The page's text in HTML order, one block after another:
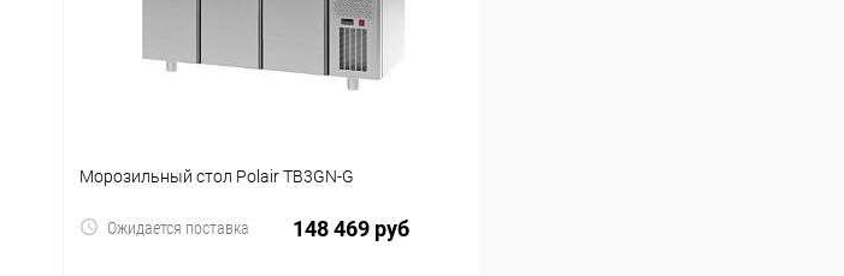
Морозильный стол Polair TB3GN-G
Ожидается поставка 148 469 руб